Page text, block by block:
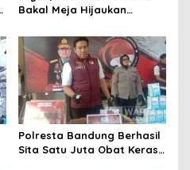
Bakal Meja Hijaukan
Riau
Polresta Bandung Berhasil
Sita Satu Juta Obat Keras